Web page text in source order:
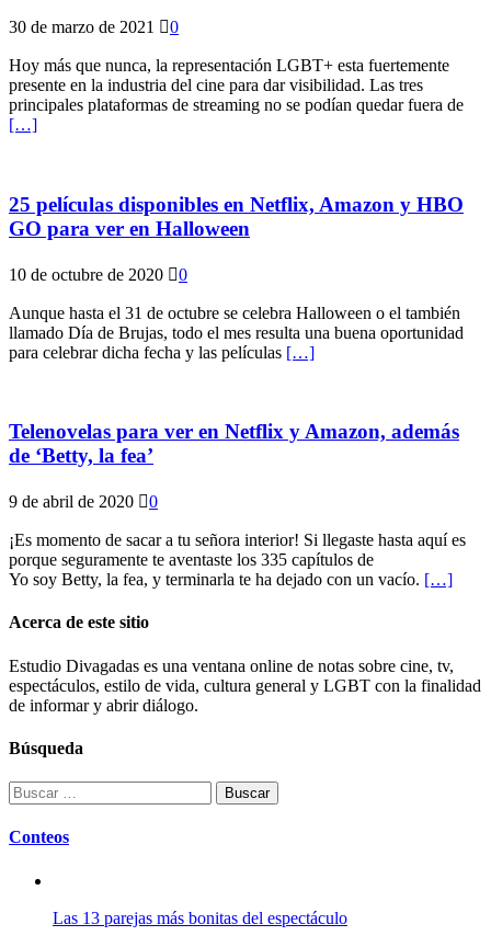
30 de marzo de 2021 0
Hoy más que nunca, la representación LGBT+ esta fuertemente
presente en la industria del cine para dar visibilidad. Las tres
principales plataformas de streaming no se podían quedar fuera de
[…]
25 películas disponibles en Netflix, Amazon y HBO
GO para ver en Halloween
10 de octubre de 2020 0
Aunque hasta el 31 de octubre se celebra Halloween o el también
llamado Día de Brujas, todo el mes resulta una buena oportunidad
para celebrar dicha fecha y las películas […]
Telenovelas para ver en Netflix y Amazon, además
de ‘Betty, la fea’
9 de abril de 2020 0
¡Es momento de sacar a tu señora interior! Si llegaste hasta aquí es
porque seguramente te aventaste los 335 capítulos de
Yo soy Betty, la fea, y terminarla te ha dejado con un vacío. […]
Acerca de este sitio
Estudio Divagadas es una ventana online de notas sobre cine, tv,
espectáculos, estilo de vida, cultura general y LGBT con la finalidad
de informar y abrir diálogo.
Búsqueda
Buscar:
Conteos
Las 13 parejas más bonitas del espectáculo